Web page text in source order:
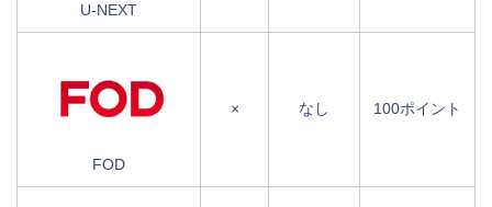
U-NEXT
FOD
× なし 100ポイント